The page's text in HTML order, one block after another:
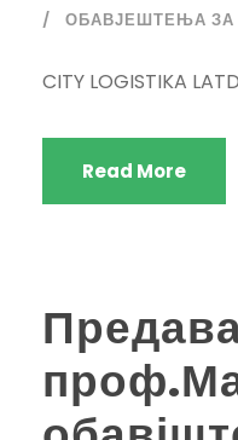
ОБАВЈЕШТЕЊА ЗА
CITY LOGISTIKA
Read More